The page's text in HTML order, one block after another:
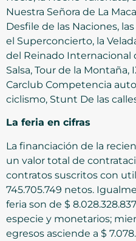
Nuestra Señora de La
Desfile de las Naciones,
el Superconcierto, la
del Reinado Internacional
Salsa, Tour de la Montaña,
Carclub Competencia
ciclismo, Stunt De las
La feria en cifras
La financiación de la
un valor total de
contratos suscritos con
745.705.749 netos.
feria son de $
especie y monetarios;
egresos asciende a $